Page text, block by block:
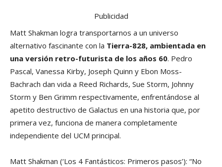
Publicidad
Matt Shakman logra transportarnos a un universo
alternativo fascinante con la Tierra-828, ambientada en
una versión retro-futurista de los años 60. Pedro
Pascal, Vanessa Kirby, Joseph Quinn y Ebon Moss-
Bachrach dan vida a Reed Richards, Sue Storm, Johnny
Storm y Ben Grimm respectivamente, enfrentándose al
apetito destructivo de Galactus en una historia que, por
primera vez, funciona de manera completamente
independiente del UCM principal.
Matt Shakman (‘Los 4 Fantásticos: Primeros pasos’): “No